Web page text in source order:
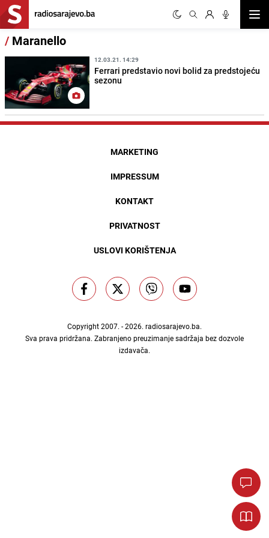
/ Maranello
12.03.21. 14:29
Ferrari predstavio novi bolid za predstojeću
sezonu
MARKETING
IMPRESSUM
KONTAKT
PRIVATNOST
USLOVI KORIŠTENJA
Copyright 2007. - 2026. radiosarajevo.ba.
Sva prava pridržana. Zabranjeno preuzimanje sadržaja bez dozvole
izdavača.